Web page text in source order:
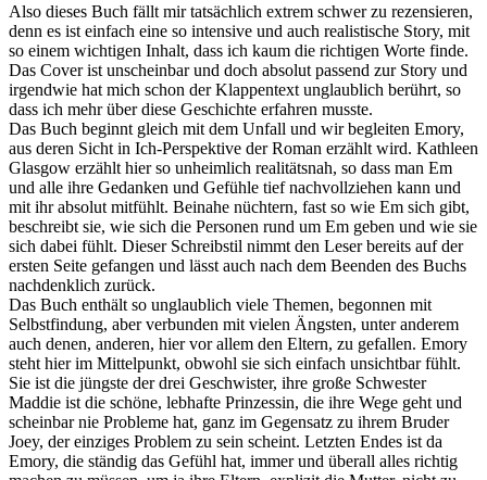
Also dieses Buch fällt mir tatsächlich extrem schwer zu rezensieren,
denn es ist einfach eine so intensive und auch realistische Story, mit
so einem wichtigen Inhalt, dass ich kaum die richtigen Worte finde.
Das Cover ist unscheinbar und doch absolut passend zur Story und
irgendwie hat mich schon der Klappentext unglaublich berührt, so
dass ich mehr über diese Geschichte erfahren musste.
Das Buch beginnt gleich mit dem Unfall und wir begleiten Emory,
aus deren Sicht in Ich-Perspektive der Roman erzählt wird. Kathleen
Glasgow erzählt hier so unheimlich realitätsnah, so dass man Em
und alle ihre Gedanken und Gefühle tief nachvollziehen kann und
mit ihr absolut mitfühlt. Beinahe nüchtern, fast so wie Em sich gibt,
beschreibt sie, wie sich die Personen rund um Em geben und wie sie
sich dabei fühlt. Dieser Schreibstil nimmt den Leser bereits auf der
ersten Seite gefangen und lässt auch nach dem Beenden des Buchs
nachdenklich zurück.
Das Buch enthält so unglaublich viele Themen, begonnen mit
Selbstfindung, aber verbunden mit vielen Ängsten, unter anderem
auch denen, anderen, hier vor allem den Eltern, zu gefallen. Emory
steht hier im Mittelpunkt, obwohl sie sich einfach unsichtbar fühlt.
Sie ist die jüngste der drei Geschwister, ihre große Schwester
Maddie ist die schöne, lebhafte Prinzessin, die ihre Wege geht und
scheinbar nie Probleme hat, ganz im Gegensatz zu ihrem Bruder
Joey, der einziges Problem zu sein scheint. Letzten Endes ist da
Emory, die ständig das Gefühl hat, immer und überall alles richtig